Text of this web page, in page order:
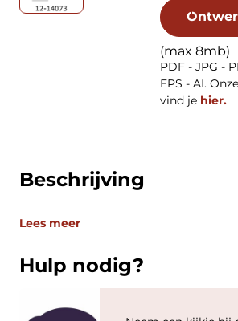
Beschrijving
Lees meer
Hulp nodig?
(max 8mb)
PDF - JPG -
EPS - AI. Onze
vind je hier.